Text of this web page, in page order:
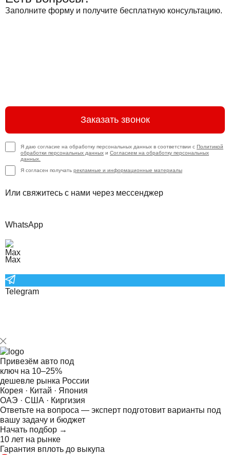
Заполните форму и получите бесплатную консультацию.
Заказать звонок
Я даю согласие на обработку персональных данных в соответствии с Политикой
обработки персональных данных и Согласием на обработку персональных
данных.
Я согласен получать рекламные и информационные материалы
Или свяжитесь с нами через мессенджер
WhatsApp
Max
Telegram
Привезём авто под
ключ на 10–25%
дешевле рынка России
Корея · Китай · Япония
ОАЭ · США · Киргизия
Ответьте на вопроса — эксперт подготовит варианты под
вашу задачу и бюджет
Начать подбор →
10 лет на рынке
Гарантия вплоть до выкупа